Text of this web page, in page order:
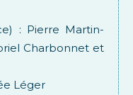
: Pierre Martin-
Charbonnet et
Léger